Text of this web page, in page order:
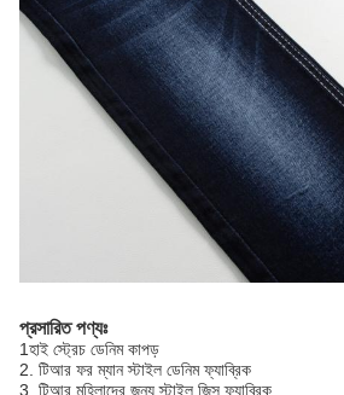
প্রসারিত পণ্যঃ
1হাই স্ট্রেচ ডেনিম কাপড়
2. টিআর ফর ম্যান স্টাইল ডেনিম ফ্যাব্রিক
3. টিআর মহিলাদের জন্য স্টাইল জিন্স ফ্যাব্রিক